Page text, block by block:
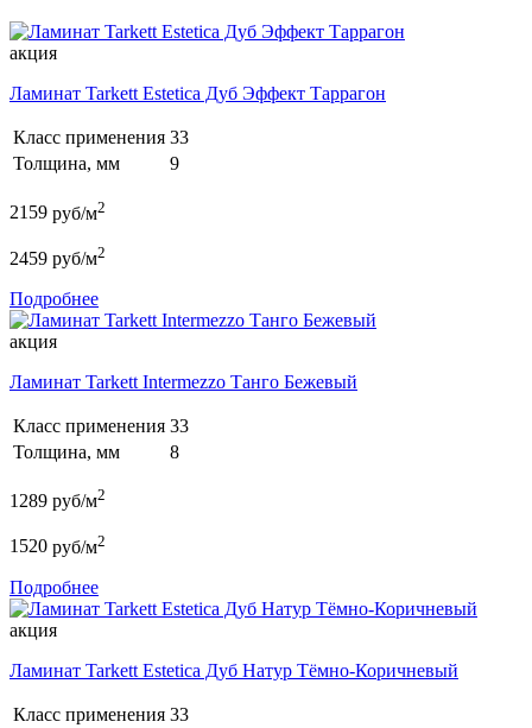
акция
Ламинат Tarkett Estetica Дуб Эффект Таррагон
Класс применения 33
Толщина, мм
9
2159 руб/м2
2459 руб/м2
Подробнее
акция
Ламинат Tarkett Intermezzo Танго Бежевый
Класс применения 33
Толщина, мм
8
1289 руб/м2
1520 руб/м2
Подробнее
акция
Ламинат Tarkett Estetica Дуб Натур Тёмно-Коричневый
Класс применения 33